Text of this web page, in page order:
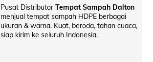
Pusat DistributorTempat Sampah Dalton
menjual tempat sampah HDPE berbagai
ukuran & warna. Kuat, beroda, tahan cuaca,
siap kirim ke seluruh Indonesia.